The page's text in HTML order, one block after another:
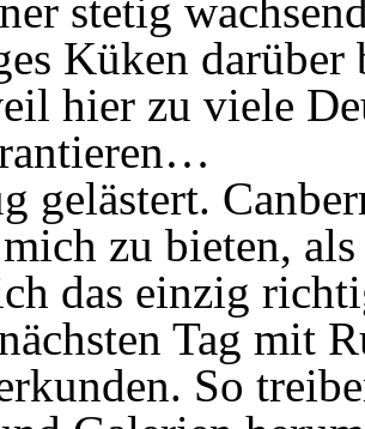
stetig
Küken
hier zu viele
gelästert.
zu bieten,
das einzig
Tag mit
So